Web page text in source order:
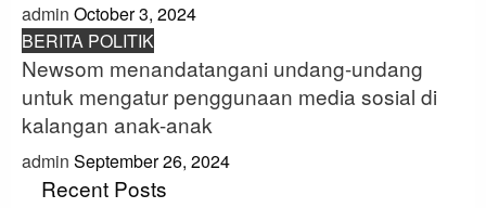
admin October 3, 2024
BERITA POLITIK
Newsom menandatangani undang-undang
untuk mengatur penggunaan media sosial di
kalangan anak-anak
admin September 26, 2024
Recent Posts